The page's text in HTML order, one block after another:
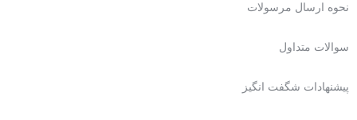
نحوه ارسال مرسولات
سوالات متداول
پیشنهادات شگفت انگیز